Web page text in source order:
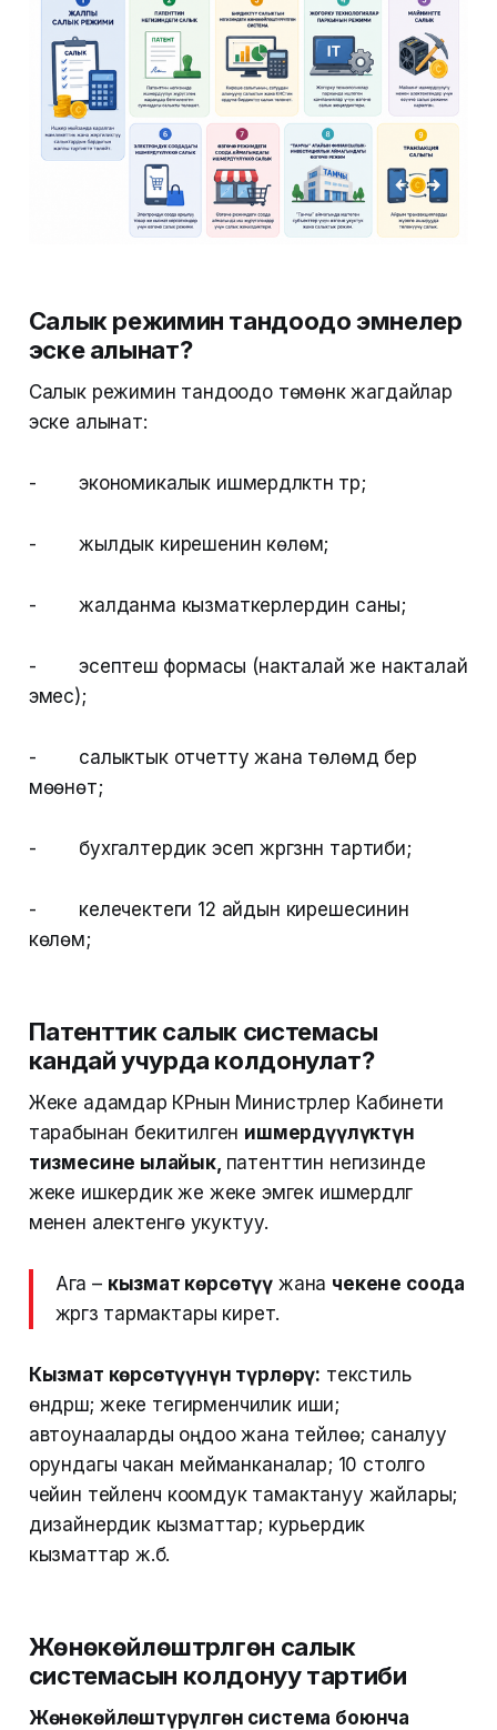
Салык режимин тандоодо эмнелер
эске алынат?
Салык режимин тандоодо төмөнкү жагдайлар
эске алынат:
- экономикалык ишмердүүлүктүн түрү;
- жылдык кирешенин көлөмү;
- жалданма кызматкерлердин саны;
- эсептешүү формасы (накталай же накталай
эмес);
- салыктык отчетту жана төлөмдү берүү
мөөнөтү;
- бухгалтердик эсеп жүргүзүүнүн тартиби;
- келечектеги 12 айдын кирешесинин
көлөмү;
Патенттик салык системасы
кандай учурда колдонулат?
Жеке адамдар КРнын Министрлер Кабинети
тарабынан бекитилген ишмердүүлүктүн
тизмесине ылайык, патенттин негизинде
жеке ишкердик же жеке эмгек ишмердүүлүгү
менен алектенүүгө укуктуу.
Ага – кызмат көрсөтүү жана чекене соода
жүргүзүү тармактары кирет.
Кызмат көрсөтүүнүн түрлөрү: текстиль
өндүрүшү; жеке тегирменчилик иши;
автоунааларды оңдоо жана тейлөө; саналуу
орундагы чакан мейманканалар; 10 столго
чейин тейленүүчү коомдук тамактануу жайлары;
дизайнердик кызматтар; курьердик
кызматтар ж.б.
Жөнөкөйлөштүрүлгөн салык
системасын колдонуу тартиби
Жөнөкөйлөштүрүлгөн система боюнча